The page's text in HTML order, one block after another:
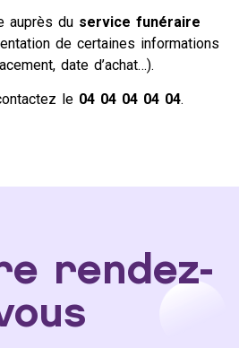
auprès du service funéraire
de certaines informations
date d’achat…).
le 04 04 04 04 04.
rendez-